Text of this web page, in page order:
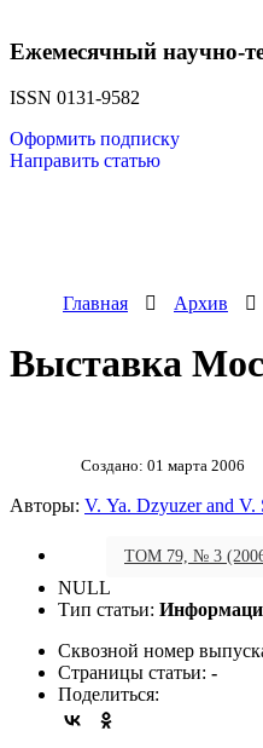
Ежемесячный научно-
ISSN 0131-9582
Оформить подписку
Направить статью
Главная Архив
Выставка
Создано: 01 марта 2006
Авторы: V. Ya. Dzyuzer and V.
ТОМ 79, № 3
NULL
Тип статьи:
Сквозной номер
Страницы статьи: -
Поделиться: